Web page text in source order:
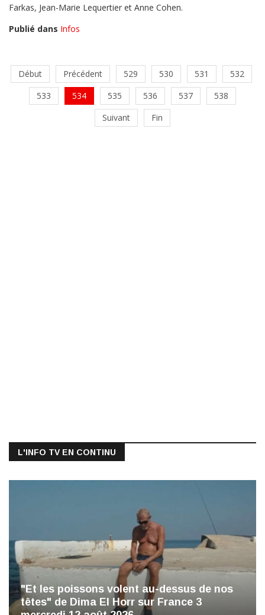
Farkas, Jean-Marie Lequertier et Anne Cohen.
Publié dans Infos
Début Précédent 529 530 531
532
533
534 535 536 537
538
Suivant
Fin
L'INFO TV EN CONTINU
"Et les poissons volent au-dessus de nos
têtes" de Dima El Horr sur France 3